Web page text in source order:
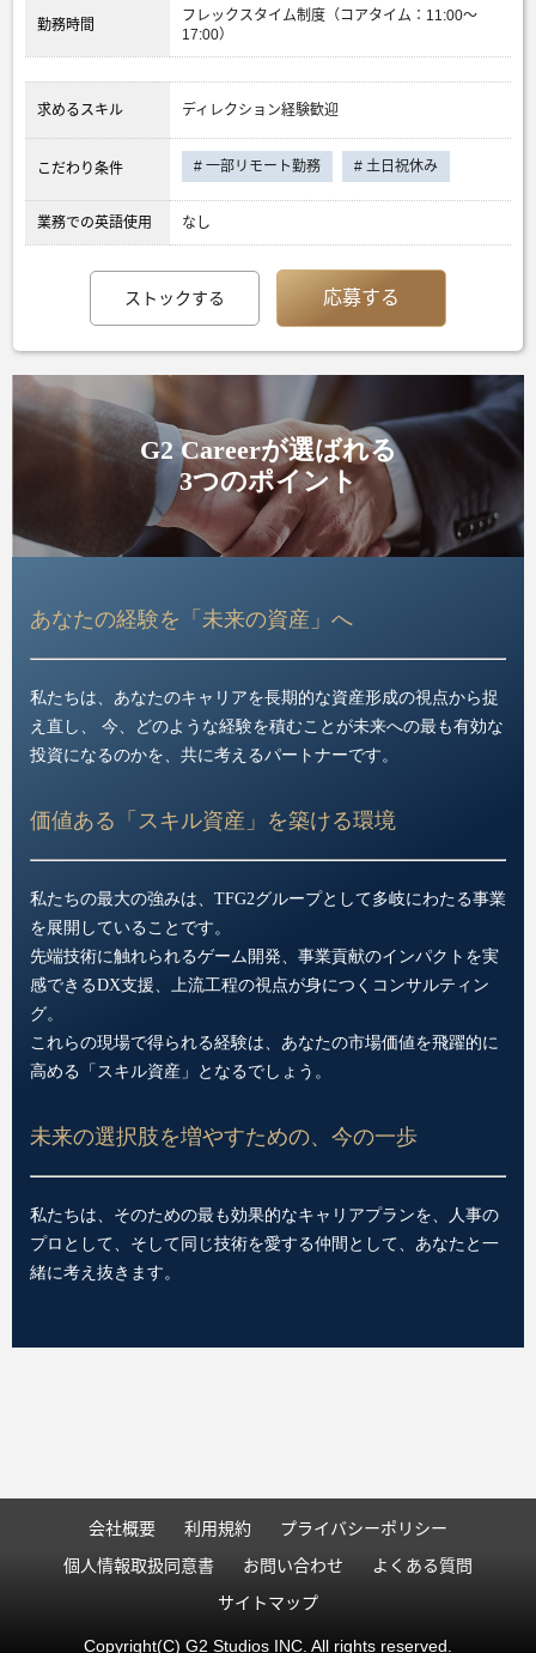
勤務時間
フレックスタイム制度（コアタイム：11:00～
17:00）
求めるスキル ディレクション経験歓迎
こだわり条件 # 一部リモート勤務 # 土日祝休み
業務での英語使用 なし
ストックする 応募する
G2 Careerが選ばれる
3つのポイント
あなたの経験を「未来の資産」へ
私たちは、あなたのキャリアを長期的な資産形成の視点から捉
え直し、 今、どのような経験を積むことが未来への最も有効な
投資になるのかを、共に考えるパートナーです。
価値ある「スキル資産」を築ける環境
私たちの最大の強みは、TFG2グループとして多岐にわたる事業
を展開していることです。
先端技術に触れられるゲーム開発、事業貢献のインパクトを実
感できるDX支援、上流工程の視点が身につくコンサルティン
グ。
これらの現場で得られる経験は、あなたの市場価値を飛躍的に
高める「スキル資産」となるでしょう。
未来の選択肢を増やすための、今の一歩
私たちは、そのための最も効果的なキャリアプランを、人事の
プロとして、そして同じ技術を愛する仲間として、あなたと一
緒に考え抜きます。
会社概要 利用規約
プライバシーポリシー
個人情報取扱同意書
お問い合わせ
よくある質問
サイトマップ
Copyright(C) G2 Studios INC. All rights reserved.